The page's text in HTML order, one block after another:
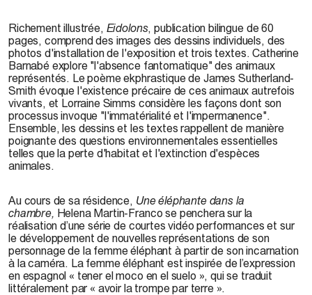
Richement illustrée, Eidolons, publication bilingue de 60
pages, comprend des images des dessins individuels, des
photos d'installation de l'exposition et trois textes. Catherine
Barnabé explore "l'absence fantomatique" des animaux
représentés. Le poème ekphrastique de James Sutherland-
Smith évoque l'existence précaire de ces animaux autrefois
vivants, et Lorraine Simms considère les façons dont son
processus invoque "l'immatérialité et l'impermanence".
Ensemble, les dessins et les textes rappellent de manière
poignante des questions environnementales essentielles
telles que la perte d'habitat et l'extinction d'espèces
animales.
Au cours de sa résidence, Une éléphante dans la
chambre, Helena Martin-Franco se penchera sur la
réalisation d’une série de courtes vidéo performances et sur
le développement de nouvelles représentations de son
personnage de la femme éléphant à partir de son incarnation
à la caméra. La femme éléphant est inspirée de l’expression
en espagnol « tener el moco en el suelo », qui se traduit
littéralement par « avoir la trompe par terre ».